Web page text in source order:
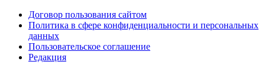
Договор пользования сайтом
Политика в сфере конфиденциальности и персональных
данных
Пользовательское соглашение
Редакция